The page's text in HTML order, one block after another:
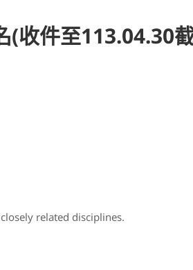
(收件至113.04.30
related disciplines.